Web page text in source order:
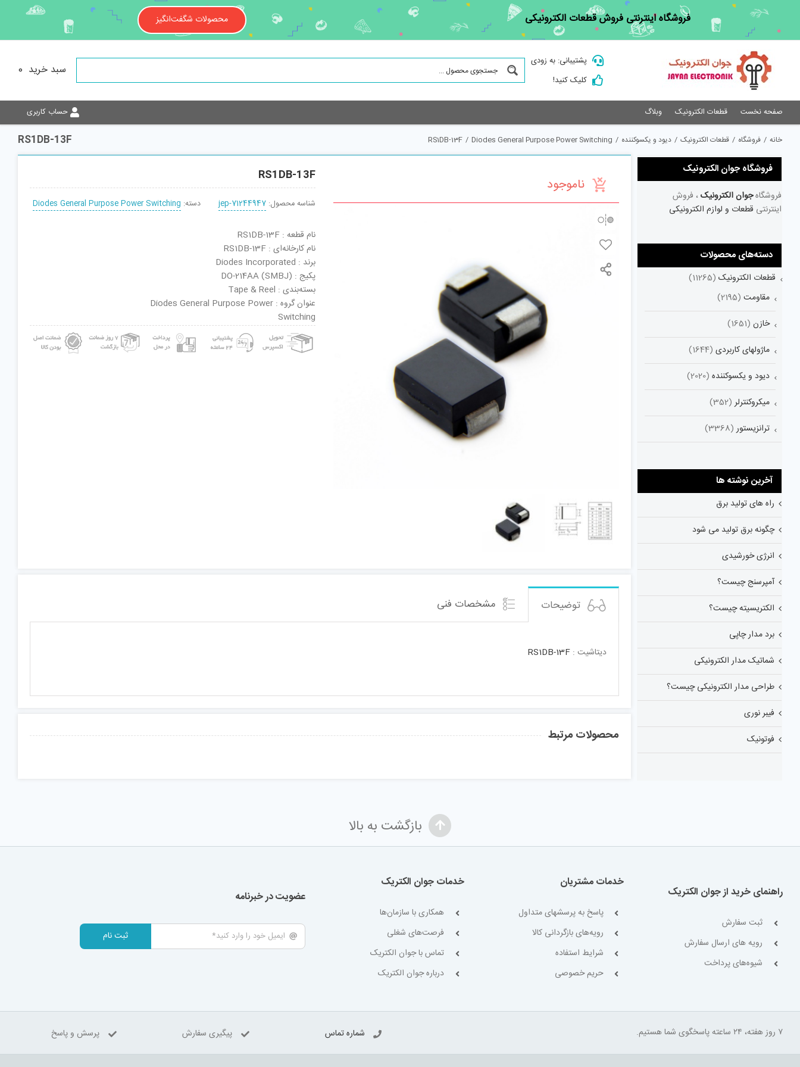
content
فروشگاه اینترنتی فروش قطعات الکترونیکی محصولات شگفت‌انگیز
پشتیبانی: به زودی
کلیک کنید!
سبد خرید 0
صفحه نخست قطعات الکترونیک وبلاگ حساب کاربری
RS1DB-13F خانه / فروشگاه / قطعات الکترونیک / دیود و یکسوکننده /
Diodes General Purpose Power Switching
/
RS1DB-13F
ناموجود RS1DB-13F
شناسه محصول: jep-71244947 دسته: Diodes General Purpose Power Switching
نام قطعه : RS1DB-13F
نام کارخانه‌ای : RS1DB-13F
برند : Diodes Incorporated
پکیج : DO-214AA (SMBJ)
بسته‌بندی : Tape & Reel
عنوان گروه : Diodes General Purpose Power
Switching
توضیحات مشخصات فنی
دیتاشیت : RS1DB-13F
محصولات مرتبط
فروشگاه جوان الکترونیک
فروشگاهجوان الکترونیک ، فروش
اینترنتی قطعات و لوازم الکترونیکی
دسته‌های محصولات
قطعات الکترونیک (11265)
مقاومت (2195)
خازن (1651)
ماژولهای کاربردی (1644)
دیود و یکسوکننده (2020)
میکروکنترلر (352)
ترانزیستور (3368)
آخرین نوشته ها
راه های تولید برق
چگونه برق تولید می شود
انرژی خورشیدی
آمپرسنج چیست؟
الکتریسیته چیست؟
برد مدار چاپی
شماتیک مدار الکترونیکی
طراحی مدار الکترونیکی چیست؟
فیبر نوری
فوتونیک
بازگشت به بالا
راهنمای خرید از جوان الکتریک
ثبت سفارش
رویه های ارسال سفارش
شیوه‌های پرداخت
خدمات مشتریان
پاسخ به پرسشهای متداول
رویه‌های بازگردانی کالا
شرایط استفاده
حریم خصوصی
خدمات جوان الکتریک
همکاری با سازمان‌ها
فرصت‌های شغلی
تماس با جوان الکتریک
درباره جوان الکتریک
عضویت در خبرنامه
ثبت نام
۷ روز هفته، ۲۴ ساعته پاسخگوی شما هستیم. شماره تماس پیگیری سفارش پرسش و پاسخ